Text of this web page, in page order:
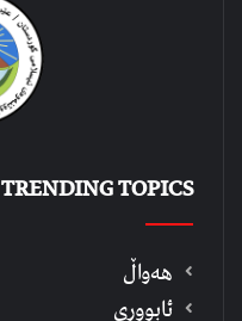
TRENDING TOPICS
هەواڵ
ئابووری